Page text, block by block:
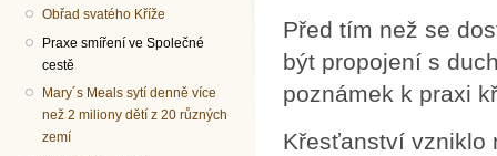
Obřad svatého Kříže
Praxe smíření ve Společné
cestě
Mary´s Meals sytí denně více
než 2 miliony dětí z 20 různých
zemí
Před tím než se
být propojení s
poznámek k praxi
Křesťanství vzniklo